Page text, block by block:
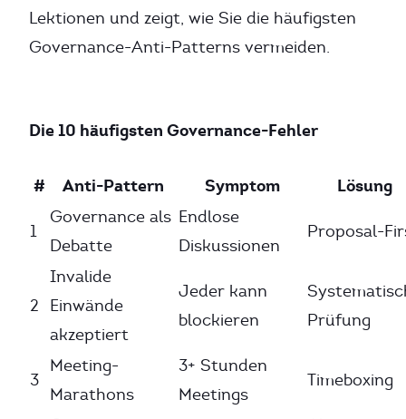
Lektionen und zeigt, wie Sie die häufigsten
Governance-Anti-Patterns vermeiden.
Die 10 häufigsten Governance-Fehler
# Anti-Pattern Symptom Lösung
1
Governance als
Debatte
Endlose
Diskussionen
Proposal-
2
Invalide
Einwände
akzeptiert
Jeder kann
blockieren
Prüfung
3
Meeting-
Marathons
3+ Stunden
Meetings
Timeboxing